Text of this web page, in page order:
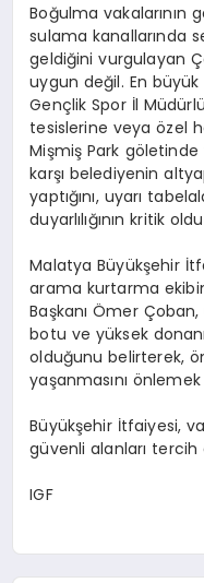
Boğulma vakalarının
sulama kanallarında
geldiğini vurgulayan
uygun değil. En
Gençlik Spor İl
tesislerine veya özel
Mişmiş Park
karşı belediyenin
yaptığını, uyarı
duyarlılığının kritik
Malatya Büyükşehir
arama kurtarma
Başkanı Ömer
botu ve yüksek
olduğunu belirterek,
yaşanmasını
Büyükşehir İtfaiyesi,
güvenli alanları
IGF